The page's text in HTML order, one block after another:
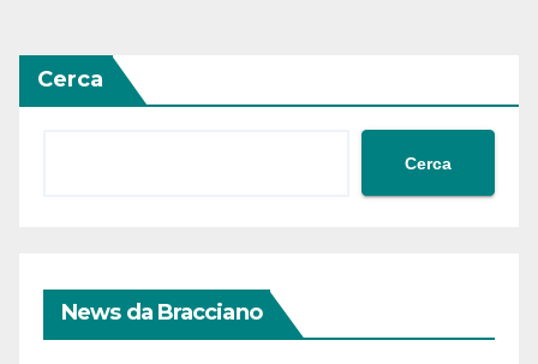
Cerca
Cerca
News da Bracciano